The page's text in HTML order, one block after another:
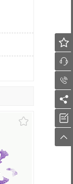





